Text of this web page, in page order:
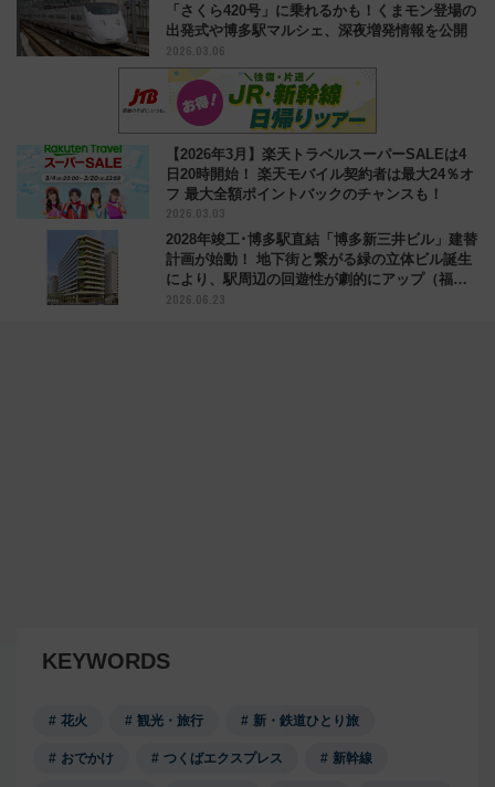
「さくら420号」に乗れるかも！くまモン登場の
出発式や博多駅マルシェ、深夜増発情報を公開
2026.03.06
【2026年3月】楽天トラベルスーパーSALEは4
日20時開始！ 楽天モバイル契約者は最大24％オ
フ 最大全額ポイントバックのチャンスも！
2026.03.03
2028年竣工･博多駅直結「博多新三井ビル」建替
計画が始動！ 地下街と繋がる緑の立体ビル誕生
により、駅周辺の回遊性が劇的にアップ（福岡
市）
2026.06.23
KEYWORDS
花火 観光・旅行 新・鉄道ひとり旅
おでかけ つくばエクスプレス 新幹線